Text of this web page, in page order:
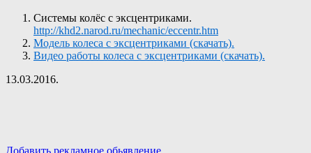
Системы колёс с эксцентриками.
http://khd2.narod.ru/mechanic/eccentr.htm
Модель колеса с эксцентриками (скачать).
Видео работы колеса с эксцентриками (скачать).
13.03.2016.
Добавить рекламное обьявление